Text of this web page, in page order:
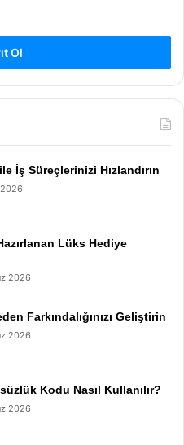
Ol
İş Süreçlerinizi Hızlandırın
Lüks Hediye
2026
Farkındalığınızı Geliştirin
2026
Kodu Nasıl Kullanılır?
2026